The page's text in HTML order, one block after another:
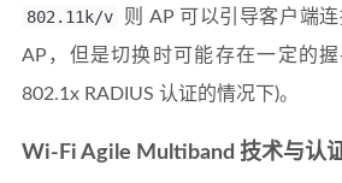
802.11k/v
则 AP 可以引导客户端
AP，但是切换时可能存在一定的
802.1x RADIUS 认证的情况下)。
Wi-Fi Agile Multiband 技术与认